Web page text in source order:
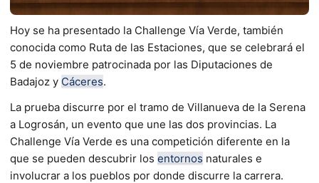
Hoy se ha presentado la Challenge Vía Verde, también
conocida como Ruta de las Estaciones, que se celebrará el
5 de noviembre patrocinada por las Diputaciones de
Badajoz y Cáceres.
La prueba discurre por el tramo de Villanueva de la Serena
a Logrosán, un evento que une las dos provincias. La
Challenge Vía Verde es una competición diferente en la
que se pueden descubrir los entornos naturales e
involucrar a los pueblos por donde discurre la carrera.